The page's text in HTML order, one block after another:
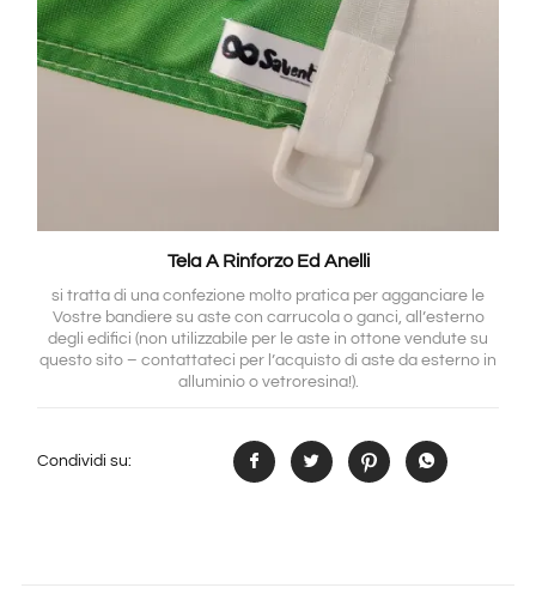
Tela A Rinforzo Ed Anelli
si tratta di una confezione molto pratica per agganciare le
Vostre bandiere su aste con carrucola o ganci, all’esterno
degli edifici (non utilizzabile per le aste in ottone vendute su
questo sito – contattateci per l’acquisto di aste da esterno in
alluminio o vetroresina!).
Condividi su: